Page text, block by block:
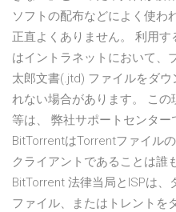
ソフトの配布などによく使わ
正直よくありません。 利用
はイントラネットにおいて、
太郎文書(.jtd) ファイルをダ
れない場合があります。 この
等は、 弊社サポートセンタ
BitTorrentはTorrentファイル
クライアントであることは誰
BitTorrent 法律当局とISPは、
ファイル、またはトレントを